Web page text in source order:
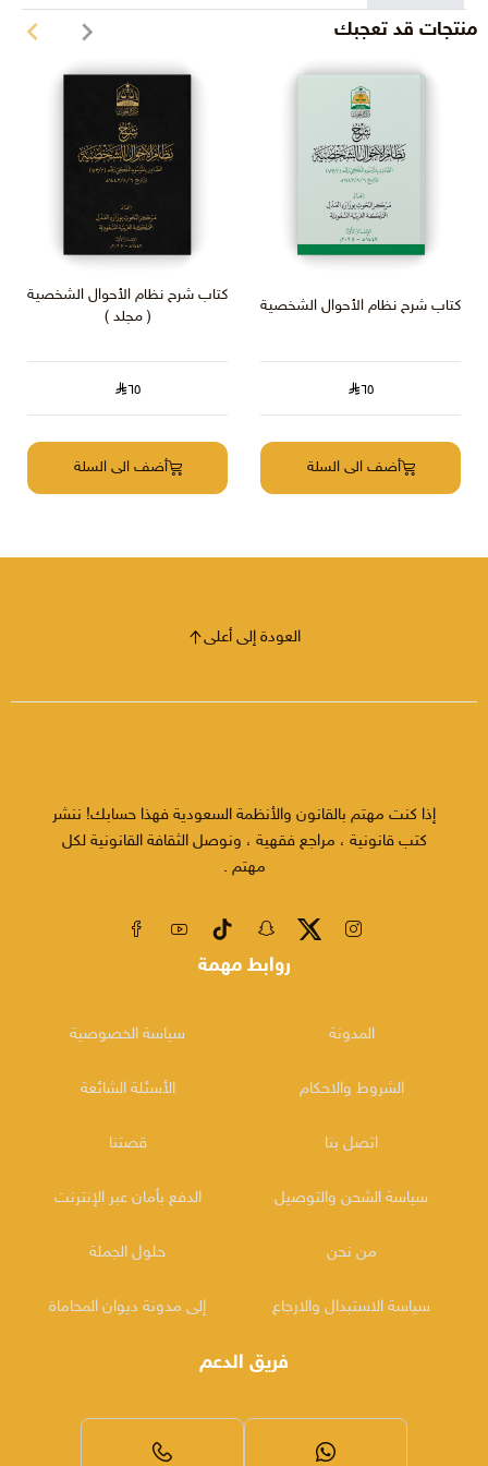
منتجات قد تعجبك
كتاب شرح نظام الأحوال الشخصية
٦٥
أضف الى السلة
كتاب شرح نظام الأحوال الشخصية
( مجلد )
٦٥
أضف الى السلة
العودة إلى أعلى
إذا كنت مهتم بالقانون والأنظمة السعودية فهذا حسابك! ننشر
كتب قانونية ، مراجع فقهية ، ونوصل الثقافة القانونية لكل
مهتم .
روابط مهمة
المدونة
الشروط والاحكام
اتصل بنا
سياسة الشحن والتوصيل
من نحن
سياسة الاستبدال والارجاع
سياسة الخصوصية
الأسئلة الشائعة
قصتنا
الدفع بأمان عبر الإنترنت
حلول الجملة
إلى مدونة ديوان المحاماة
فريق الدعم